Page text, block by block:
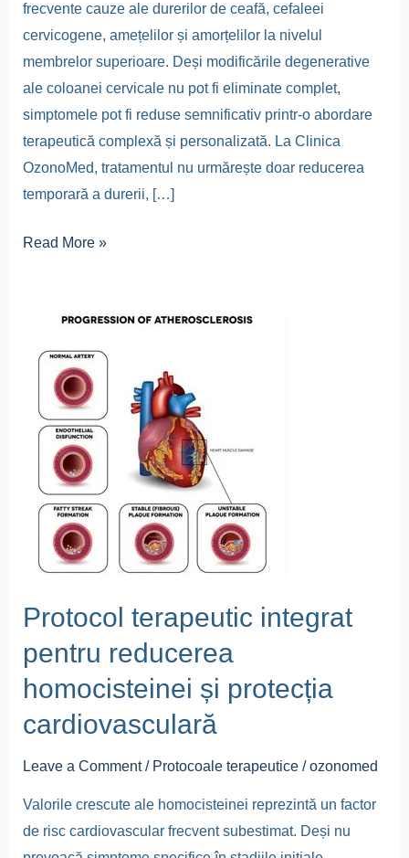
frecvente cauze ale durerilor de ceafă, cefaleei
cervicogene, amețelilor și amorțelilor la nivelul
membrelor superioare. Deși modificările degenerative
ale coloanei cervicale nu pot fi eliminate complet,
simptomele pot fi reduse semnificativ printr-o abordare
terapeutică complexă și personalizată. La Clinica
OzonoMed, tratamentul nu urmărește doar reducerea
temporară a durerii, […]
Read More »
Protocol terapeutic integrat
pentru reducerea
homocisteinei și protecția
cardiovasculară
Leave a Comment / Protocoale terapeutice/ozonomed
Valorile crescute ale homocisteinei reprezintă un factor
de risc cardiovascular frecvent subestimat. Deși nu
Protocol
terapeutic
integrat
pentru
reducerea
homocisteinei
protecția
cardiovasculară